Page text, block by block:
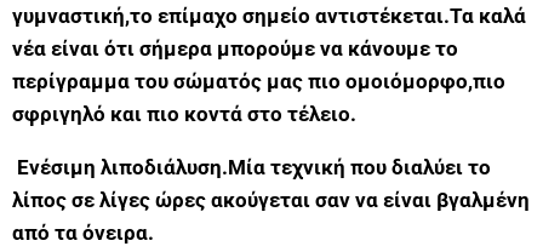
γυμναστική,το επίμαχο σημείο αντιστέκεται.Τα καλά
νέα είναι ότι σήμερα μπορούμε να κάνουμε το
περίγραμμα του σώματός μας πιο ομοιόμορφο,πιο
σφριγηλό και πιο κοντά στο τέλειο.
Ενέσιμη λιποδιάλυση.Μία τεχνική που διαλύει το
λίπος σε λίγες ώρες ακούγεται σαν να είναι βγαλμένη
από τα όνειρα.